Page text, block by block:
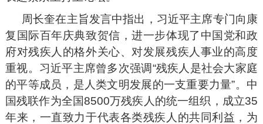
周长奎在主旨发言中指出，习近平主席专门向康
复国际百年庆典致贺信，进一步体现了中国党和政
府对残疾人的格外关心、对发展残疾人事业的高度
重视。习近平主席曾多次强调“残疾人是社会大家庭
的平等成员，是人类文明发展的一支重要力量”。中
国残联作为全国8500万残疾人的统一组织，成立35
年来，一直致力于代表各类残疾人的共同利益，为